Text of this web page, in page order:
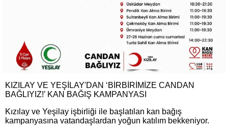
KIZILAY VE YEŞİLAY'DAN ‘BİRBİRİMİZE CANDAN
BAĞLIYIZ!’ KAN BAĞIŞ KAMPANYASI
Kızılay ve Yeşilay işbirliği ile başlatılan kan bağış
kampanyasına vatandaşlardan yoğun katılım bekkeniyor.